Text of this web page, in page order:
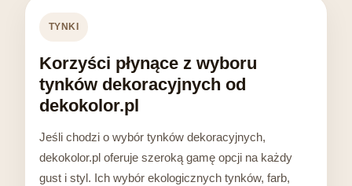
TYNKI
Korzyści płynące z wyboru
tynków dekoracyjnych od
dekokolor.pl
Jeśli chodzi o wybór tynków dekoracyjnych,
dekokolor.pl oferuje szeroką gamę opcji na każdy
gust i styl. Ich wybór ekologicznych tynków, farb,